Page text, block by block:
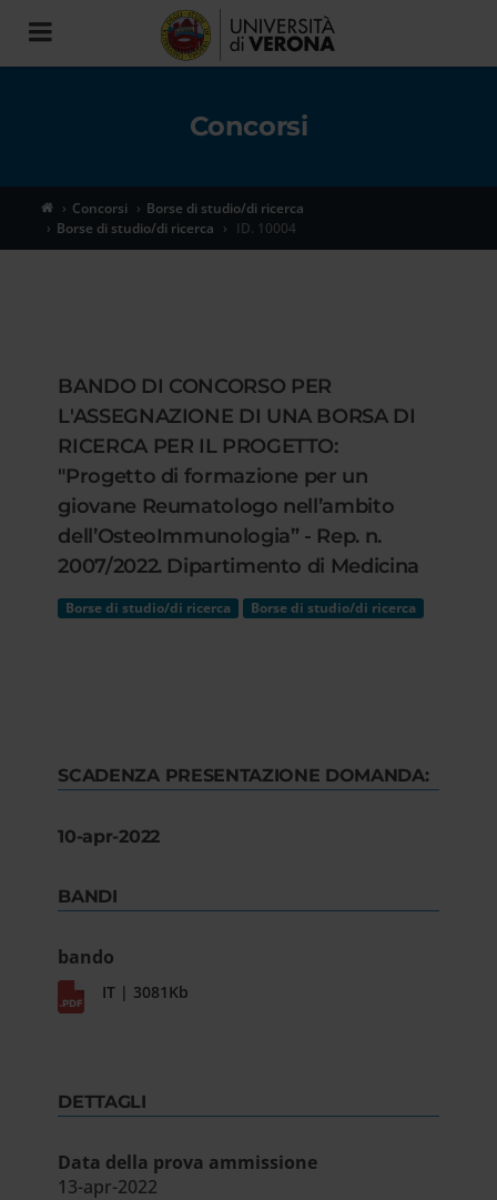
Toggle
navigation
Concorsi
Concorsi
Borse di studio/di ricerca
Borse di studio/di ricerca
ID. 10004
BANDO DI CONCORSO PER
L'ASSEGNAZIONE DI UNA BORSA DI
RICERCA PER IL PROGETTO:
"Progetto di formazione per un
giovane Reumatologo nell’ambito
dell’OsteoImmunologia” - Rep. n.
2007/2022. Dipartimento di Medicina
Borse di studio/di ricerca Borse di studio/di ricerca
SCADENZA PRESENTAZIONE DOMANDA:
10-apr-2022
BANDI
bando
IT | 3081Kb
DETTAGLI
Data della prova ammissione
13-apr-2022